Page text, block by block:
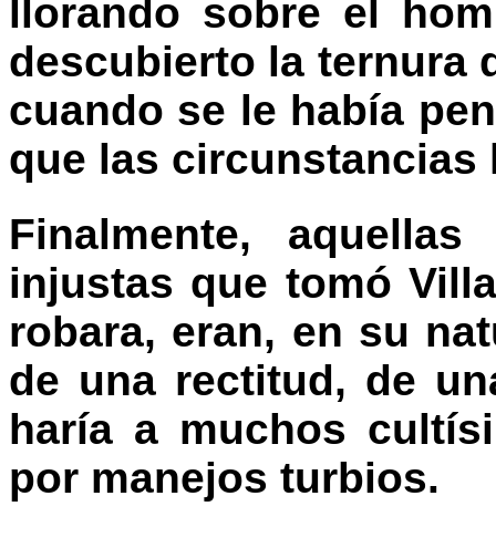
llorando sobre el
descubierto la ternura
cuando se le había
que las circunstancias
Finalmente,
injustas que tomó
robara, eran, en su
de una rectitud, de
haría a muchos
por manejos turbios.